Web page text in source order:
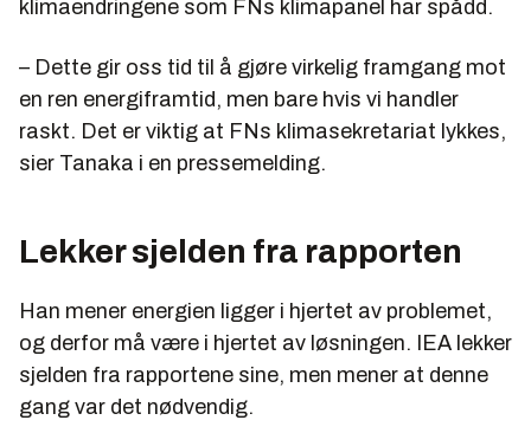
klimaendringene som FNs klimapanel har spådd.
– Dette gir oss tid til å gjøre virkelig framgang mot
en ren energiframtid, men bare hvis vi handler
raskt. Det er viktig at FNs klimasekretariat lykkes,
sier Tanaka i en pressemelding.
Lekker sjelden fra rapporten
Han mener energien ligger i hjertet av problemet,
og derfor må være i hjertet av løsningen. IEA lekker
sjelden fra rapportene sine, men mener at denne
gang var det nødvendig.